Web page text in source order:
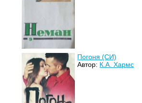
Погоня (СИ)
Автор: К.А. Хармс